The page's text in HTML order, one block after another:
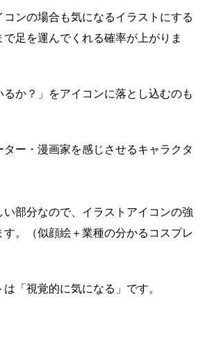
コンの場合も気になるイラストにする
足を運んでくれる確率が上がりま
か？」をアイコンに落とし込むのも
ー・漫画家を感じさせるキャラクタ
い部分なので、イラストアイコンの強
。（似顔絵＋業種の分かるコスプレ
「視覚的に気になる」です。